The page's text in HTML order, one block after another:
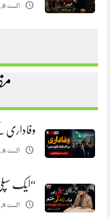
اگست 8, 2026
وفاداری
اگست 8, 2026
“ایک سپلی
اگست 8, 2026